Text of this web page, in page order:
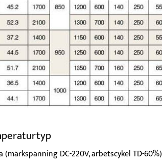
DC-220V, arbetscykel TD-60%)